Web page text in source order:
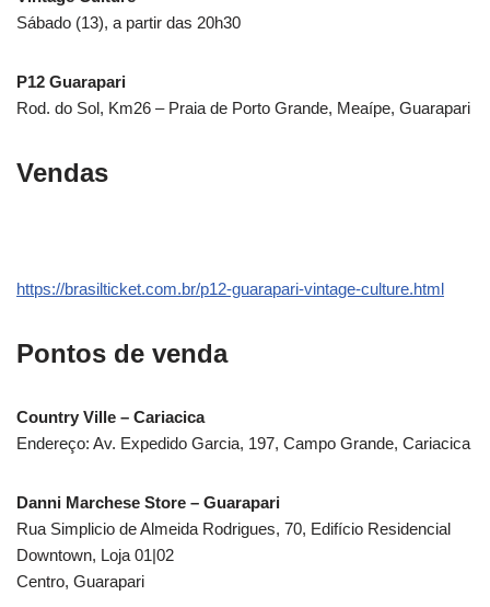
Sábado (13), a partir das 20h30
P12 Guarapari
Rod. do Sol, Km26 – Praia de Porto Grande, Meaípe, Guarapari
Vendas
https://brasilticket.com.br/p12-guarapari-vintage-culture.html
Pontos de venda
Country Ville – Cariacica
Endereço: Av. Expedido Garcia, 197, Campo Grande, Cariacica
Danni Marchese Store – Guarapari
Rua Simplicio de Almeida Rodrigues, 70, Edifício Residencial
Downtown, Loja 01|02
Centro, Guarapari